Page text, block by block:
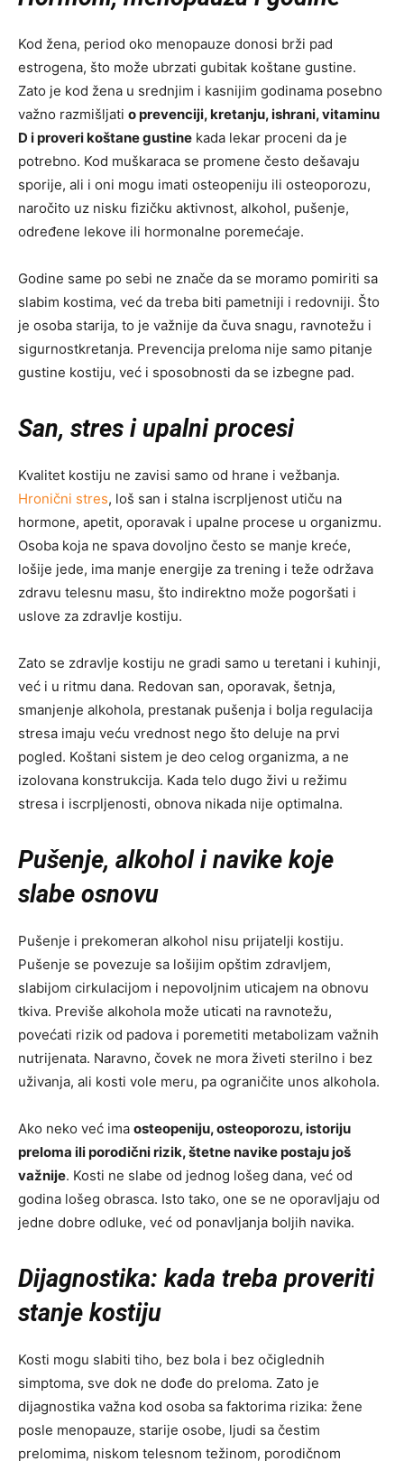
Kod žena, period oko menopauze donosi brži pad
estrogena, što može ubrzati gubitak koštane gustine.
Zato je kod žena u srednjim i kasnijim godinama posebno
važno razmišljati o prevenciji, kretanju, ishrani, vitaminu
D i proveri koštane gustine kada lekar proceni da je
potrebno. Kod muškaraca se promene često dešavaju
sporije, ali i oni mogu imati osteopeniju ili osteoporozu,
naročito uz nisku fizičku aktivnost, alkohol, pušenje,
određene lekove ili hormonalne poremećaje.
Godine same po sebi ne znače da se moramo pomiriti sa
slabim kostima, već da treba biti pametniji i redovniji. Što
je osoba starija, to je važnije da čuva snagu, ravnotežu i
sigurnostkretanja. Prevencija preloma nije samo pitanje
gustine kostiju, već i sposobnosti da se izbegne pad.
San, stres i upalni procesi
Kvalitet kostiju ne zavisi samo od hrane i vežbanja.
Hronični stres, loš san i stalna iscrpljenost utiču na
hormone, apetit, oporavak i upalne procese u organizmu.
Osoba koja ne spava dovoljno često se manje kreće,
lošije jede, ima manje energije za trening i teže održava
zdravu telesnu masu, što indirektno može pogoršati i
uslove za zdravlje kostiju.
Zato se zdravlje kostiju ne gradi samo u teretani i kuhinji,
već i u ritmu dana. Redovan san, oporavak, šetnja,
smanjenje alkohola, prestanak pušenja i bolja regulacija
stresa imaju veću vrednost nego što deluje na prvi
pogled. Koštani sistem je deo celog organizma, a ne
izolovana konstrukcija. Kada telo dugo živi u režimu
stresa i iscrpljenosti, obnova nikada nije optimalna.
Pušenje, alkohol i navike koje
slabe osnovu
Pušenje i prekomeran alkohol nisu prijatelji kostiju.
Pušenje se povezuje sa lošijim opštim zdravljem,
slabijom cirkulacijom i nepovoljnim uticajem na obnovu
tkiva. Previše alkohola može uticati na ravnotežu,
povećati rizik od padova i poremetiti metabolizam važnih
nutrijenata. Naravno, čovek ne mora živeti sterilno i bez
uživanja, ali kosti vole meru, pa ograničite unos alkohola.
Ako neko već ima osteopeniju, osteoporozu, istoriju
preloma ili porodični rizik, štetne navike postaju još
važnije. Kosti ne slabe od jednog lošeg dana, već od
godina lošeg obrasca. Isto tako, one se ne oporavljaju od
jedne dobre odluke, već od ponavljanja boljih navika.
Dijagnostika: kada treba proveriti
stanje kostiju
Kosti mogu slabiti tiho, bez bola i bez očiglednih
simptoma, sve dok ne dođe do preloma. Zato je
dijagnostika važna kod osoba sa faktorima rizika: žene
posle menopauze, starije osobe, ljudi sa čestim
prelomima, niskom telesnom težinom, porodičnom